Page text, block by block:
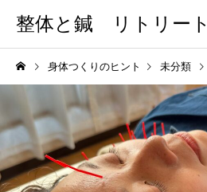
整体と鍼 リトリート
身体つくりのヒント 未分類